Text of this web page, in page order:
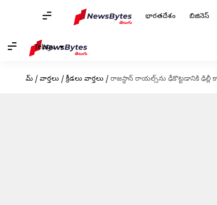
భారతదేశం బిజినెస్
Telugu
హోమ్ / వార్తలు / క్రీడలు వార్తలు / రాజస్థాన్ రాయల్స్‌ను ఢీకొట్టడానికి ఢిల్లీ